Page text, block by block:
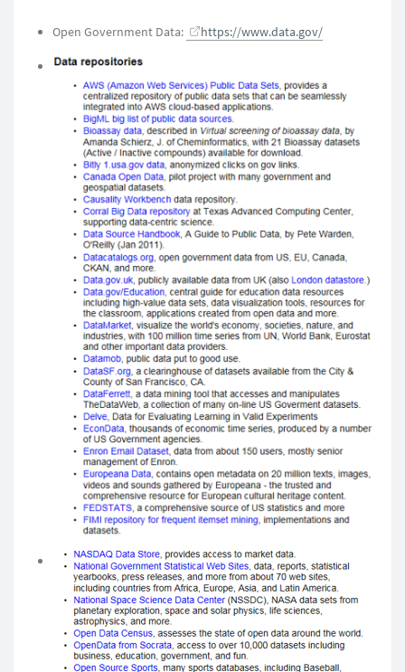
Open Government Data: https://www.data.gov/